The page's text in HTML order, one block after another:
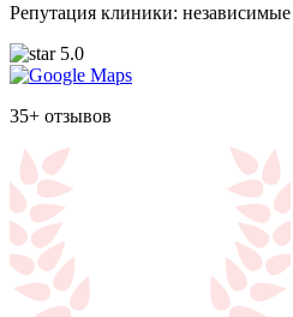
Репутация клиники:
5.0
35+ отзывов